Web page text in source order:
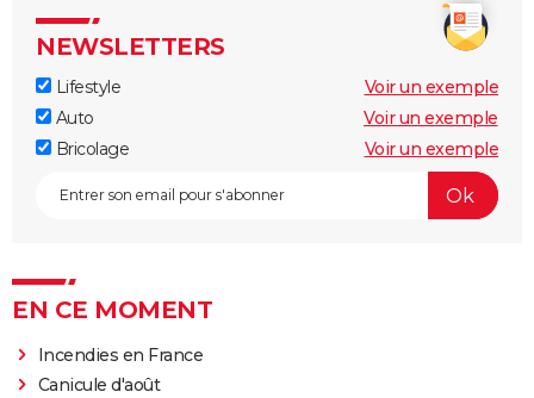
NEWSLETTERS
Lifestyle
Voir un exemple
Auto
Voir un exemple
Bricolage
Voir un exemple
EN CE MOMENT
Incendies en France
Canicule d'août